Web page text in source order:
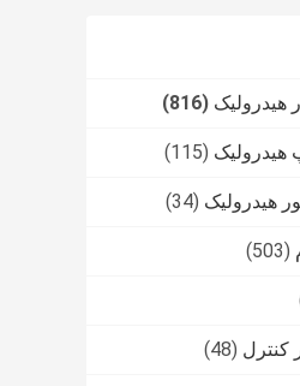
هیدرولیک (816)
(115)
هیدرولیک (34)
(503)
کنترل (48)